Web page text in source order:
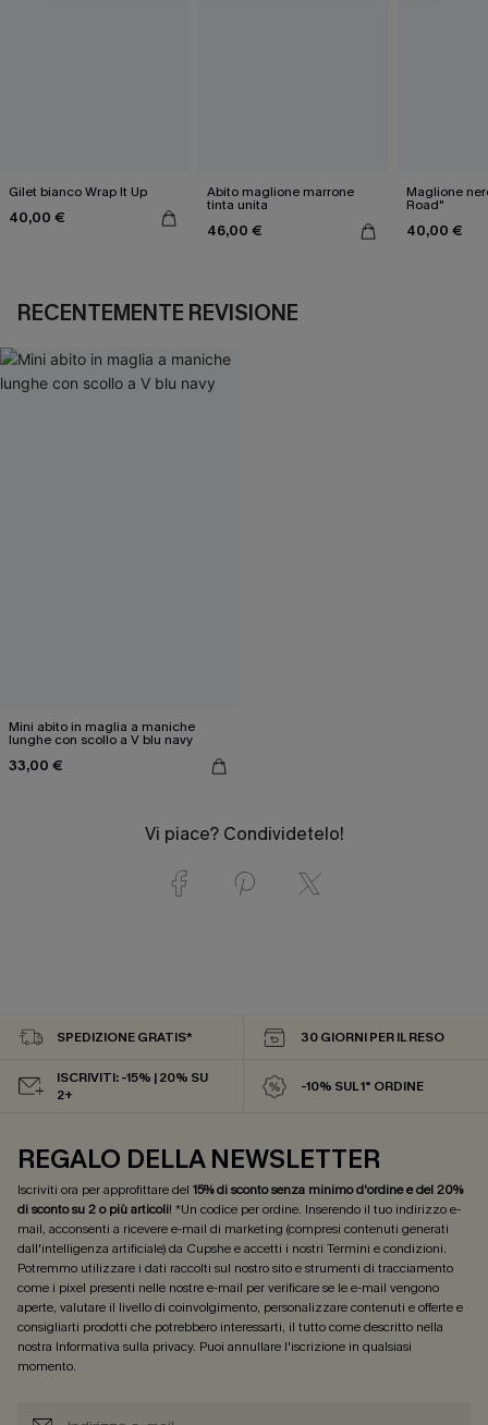
Gilet bianco Wrap It Up
40,00 €
Abito maglione marrone
tinta unita
46,00 €
Maglione
Road"
40,00 €
RECENTEMENTE REVISIONE
Mini abito in maglia a maniche
lunghe con scollo a V blu navy
33,00 €
Vi piace? Condividetelo!
SPEDIZIONE GRATIS* 30 GIORNI PER IL RESO
ISCRIVITI: -15% | 20% SU
2+
-10% SUL 1° ORDINE
REGALO DELLA NEWSLETTER
Iscriviti ora per approfittare del 15% di sconto senza minimo d'ordine e del 20%
di sconto su 2 o più articoli! *Un codice per ordine. Inserendo il tuo indirizzo e-
mail, acconsenti a ricevere e-mail di marketing (compresi contenuti generati
dall'intelligenza artificiale) da Cupshe e accetti i nostri Termini e condizioni.
Potremmo utilizzare i dati raccolti sul nostro sito e strumenti di tracciamento
come i pixel presenti nelle nostre e-mail per verificare se le e-mail vengono
aperte, valutare il livello di coinvolgimento, personalizzare contenuti e offerte e
consigliarti prodotti che potrebbero interessarti, il tutto come descritto nella
nostra Informativa sulla privacy. Puoi annullare l'iscrizione in qualsiasi
momento.